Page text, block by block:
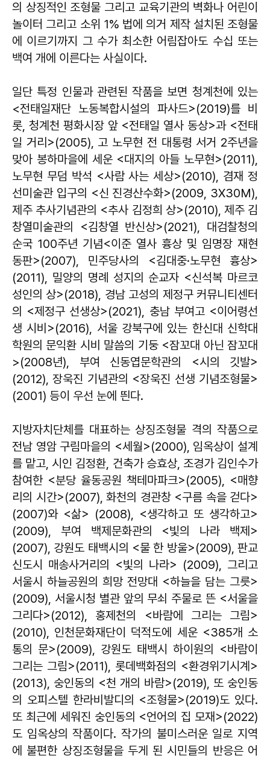
의 상징적인 조형물 그리고 교육기관의 벽화나 어린이
놀이터 그리고 소위 1% 법에 의거 제작 설치된 조형물
에 이르기까지 그 수가 최소한 어림잡아도 수십 또는
백여 개에 이른다는 사실이다.
일단 특정 인물과 관련된 작품을 보면 청계천에 있는
<전태일재단 노동복합시설의 파사드>(2019)를 비
롯, 청계천 평화시장 앞 <전태일 열사 동상>과 <전태
일 거리>(2005), 고 노무현 전 대통령 서거 2주년을
맞아 봉하마을에 세운 <대지의 아들 노무현>(2011),
노무현 무덤 박석 <사람 사는 세상>(2010), 겸재 정
선미술관 입구의 <신 진경산수화>(2009, 3X30M),
제주 추사기념관의 <추사 김정희 상>(2010), 제주 김
창열미술관의 <김창열 반신상>(2021), 대검찰청의
순국 100주년 기념<이준 열사 흉상 및 임명장 재현
동판>(2007), 민주당사의 <김대중·노무현 흉상>
(2011), 밀양의 명례 성지의 순교자 <신석복 마르코
성인의 상>(2018), 경남 고성의 제정구 커뮤니티센터
의 <제정구 선생상>(2021), 충남 부여고 <이어령선
생 시비>(2016), 서울 강북구에 있는 한신대 신학대
학원의 문익환 시비 말씀의 기둥 <잠꼬대 아닌 잠꼬대
>(2008년), 부여 신동엽문학관의 <시의 깃발>
(2012), 장욱진 기념관의 <장욱진 선생 기념조형물>
(2001) 등이 우선 눈에 띈다.
지방자치단체를 대표하는 상징조형물 격의 작품으로
전남 영암 구림마을의 <세월>(2000), 임옥상이 설계
를 맡고, 시인 김정환, 건축가 승효상, 조경가 김인수가
참여한 <분당 율동공원 책테마파크>(2005), <매향
리의 시간>(2007), 화천의 경관창 <구름 속을 걷다>
(2007)와 <삶> (2008), <생각하고 또 생각하고>
(2009), 부여 백제문화관의 <빛의 나라 백제>
(2007), 강원도 태백시의 <물 한 방울>(2009), 판교
신도시 매송사거리의 <빛의 나라> (2009), 그리고
서울시 하늘공원의 희망 전망대 <하늘을 담는 그릇>
(2009), 서울시청 별관 앞의 무쇠 주물로 뜬 <서울을
그리다>(2012), 홍제천의 <바람에 그리는 그림>
(2010), 인천문화재단이 덕적도에 세운 <385개 소
통의 문>(2009), 강원도 태백시 하이원의 <바람이
그리는 그림>(2011), 롯데백화점의 <환경위기시계>
(2013), 숭인동의 <천 개의 바람>(2019), 또 숭인동
의 오피스텔 한라비발디의 <조형물>(2019)도 있다.
또 최근에 세워진 숭인동의 <언어의 집 모재>(2022)
도 임옥상의 작품이다. 작가의 불미스러운 일로 지역
에 불편한 상징조형물을 두게 된 시민들의 반응은 어